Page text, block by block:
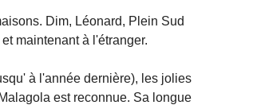
Dim, Léonard, Plein Sud
maintenant à l'étranger.
à l'année dernière), les jolies
est reconnue. Sa longue